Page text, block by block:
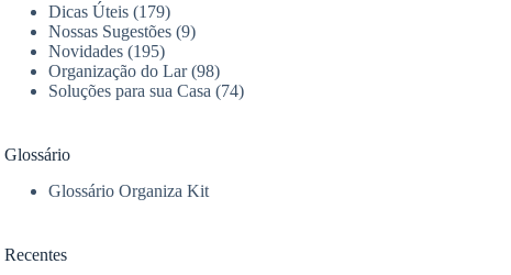
Dicas Úteis (179)
Nossas Sugestões (9)
Novidades (195)
Organização do Lar(98)
Soluções para sua Casa (74)
Glossário
Glossário Organiza Kit
Recentes